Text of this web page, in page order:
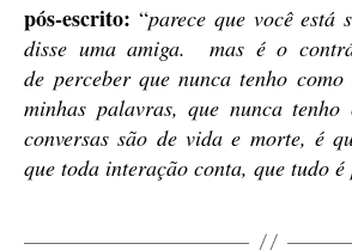
pós-escrito: “parece que você está
disse uma amiga. mas é o
de perceber que nunca tenho
minhas palavras, que nunca tenho
conversas são de vida e morte, é
que toda interação conta, que tudo